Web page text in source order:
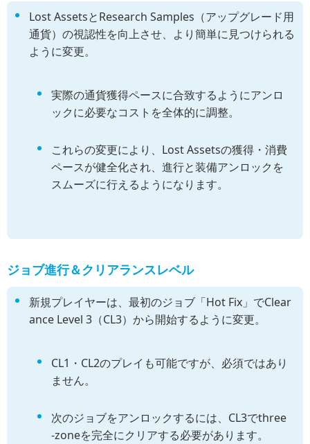
Lost AssetsとResearch Samples（アップグレード用
通貨）の視認性を向上させ、より簡単に見つけられる
ように変更。
実際の通貨獲得ペースに合致するようにアンロ
ックに必要なコストを全体的に調整。
これらの変更により、Lost Assetsの獲得・消費
ペースが健全化され、進行と装備アンロックを
スムーズに行えるようになります。
ジョブ進行＆クリアランスレベル
新規プレイヤーは、最初のジョブ「Hot Fix」でClear
ance Level 3（CL3）から開始するように変更。
CL1・CL2のプレイも可能ですが、必須ではあり
ません。
次のジョブをアンロックするには、CL3でthree
-zoneを完全にクリアする必要があります。